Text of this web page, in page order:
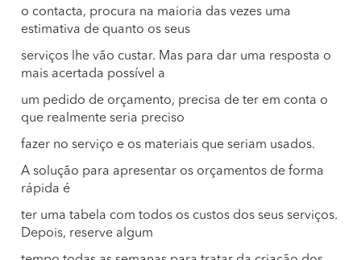
o contacta, procura na maioria das vezes uma
estimativa de quanto os seus
serviços lhe vão custar. Mas para dar uma resposta o
mais acertada possível a
um pedido de orçamento, precisa de ter em conta o
que realmente seria preciso
fazer no serviço e os materiais que seriam usados.
A solução para apresentar os orçamentos de forma
rápida é
ter uma tabela com todos os custos dos seus serviços.
Depois, reserve algum